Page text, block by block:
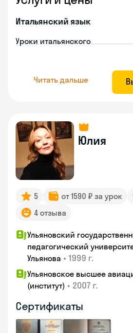
Итальянский язык
Уроки итальянского
Читать дальше
Юлия
5 от 1590 ₽ за урок
4 отзыва
Ульяновский
педагогический
Ульянова • 1999 г.
Ульяновское высшее
(институт) • 2007 г.
Сертификаты